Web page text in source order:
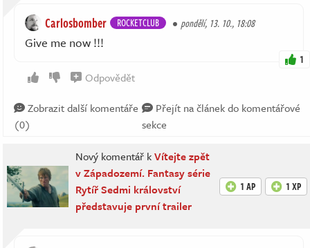
Carlosbomber ROCKETCLUB pondělí, 13. 10., 18:08
Give me now !!!
1
Odpovědět
Zobrazit další komentáře
(0)
Přejít na článek do komentářové
sekce
Nový komentář kVítejte zpět
v Západozemí. Fantasy série
Rytíř Sedmi království
představuje první trailer
1 AP 1 XP